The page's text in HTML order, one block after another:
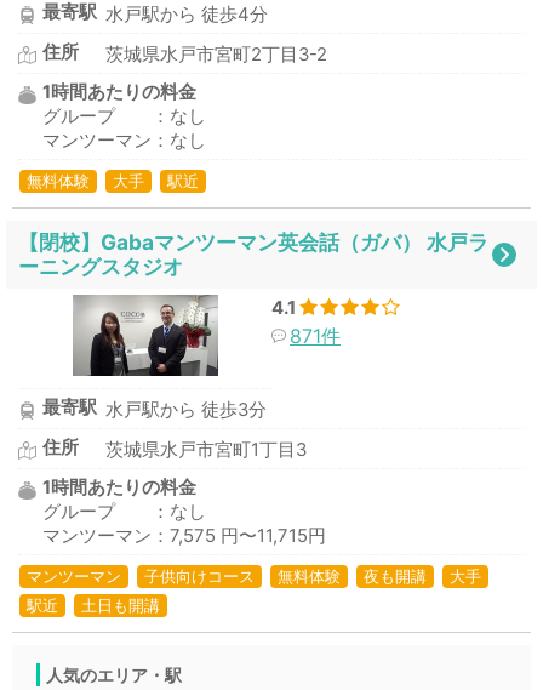
最寄駅 水戸駅から 徒歩4分
住所
茨城県水戸市宮町2丁目3-2
1時間あたりの料金
グループ ：なし
マンツーマン：なし
無料体験 大手 駅近
【閉校】Gabaマンツーマン英会話（ガバ） 水戸ラ
ーニングスタジオ
4.1
871件
最寄駅 水戸駅から 徒歩3分
住所
茨城県水戸市宮町1丁目3
1時間あたりの料金
グループ ：なし
マンツーマン：7,575 円〜11,715円
マンツーマン 子供向けコース 無料体験 夜も開講
大手
駅近
土日も開講
人気のエリア・駅